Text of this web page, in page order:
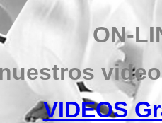
ON-
VIDEOS